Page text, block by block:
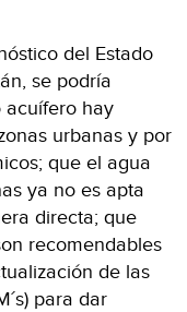
del Estado
se podría
acuífero hay
urbanas y por
que el agua
ya no es apta
directa; que
recomendables
de las
para dar